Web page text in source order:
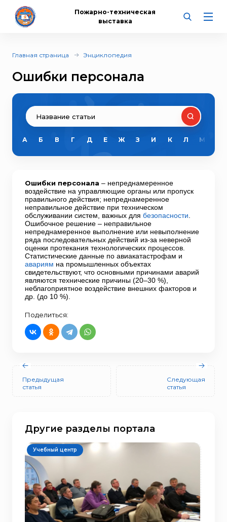
Пожарно-техническая
выставка
Главная страница Энциклопедия
Ошибки персонала
А Б В Г Д Е Ж З И К Л М
Ошибки персонала – непреднамеренное
воздействие на управляющие органы или пропуск
правильного действия; непреднамеренное
неправильное действие при техническом
обслуживании систем, важных для безопасности
Ошибочное решение – неправильное
непреднамеренное выполнение или невыполнение
ряда последовательных действий из-за неверной
оценки протекания технологических процессов.
Статистические данные по авиакатастрофам и
авариям на промышленных объектах
свидетельствуют, что основными причинами аварий
являются технические причины (20–30 %),
неблагоприятное воздействие внешних факторов и
др. (до 10 %).
Поделиться:
Предыдущая
статья
Следующая
статья
Другие разделы портала
Учебный центр